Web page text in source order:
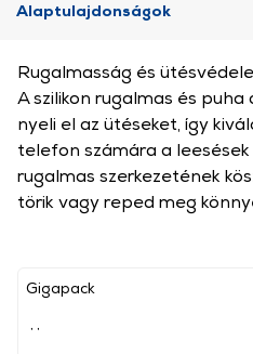
Alaptulajdonságok
Gigapack
Rugalmasság és
A szilikon rugalmas és
nyeli el az ütéseket, így
telefon számára a
rugalmas szerkezetének
törik vagy reped meg